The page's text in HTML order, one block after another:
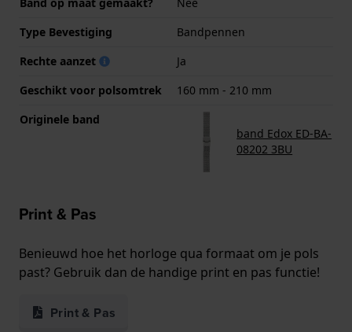
Band op maat gemaakt?
Nee
Type Bevestiging
Bandpennen
Rechte aanzet
Ja
Geschikt voor polsomtrek
160 mm - 210 mm
Originele band
band Edox ED-BA-
08202 3BU
Print & Pas
Benieuwd hoe het horloge qua formaat om je pols
past? Gebruik dan de handige print en pas functie!
Print & Pas